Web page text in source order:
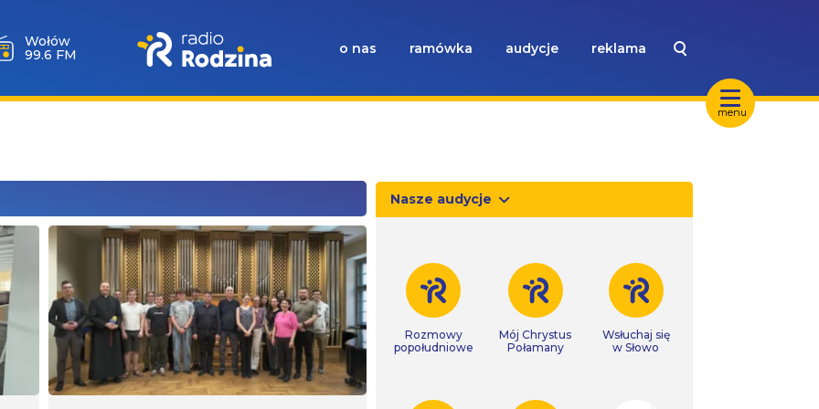
menu
Wołów
99.6 FM
o nas ramówka audycje reklama
Nasze audycje
Rozmowy
popołudniowe
Mój Chrystus
Połamany
Wsłuchaj się
w Słowo